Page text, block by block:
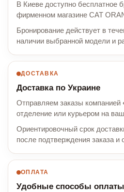
В Киеве доступно бесплатное
фирменном магазине CAT
Бронирование действует в
наличии выбранной модели и
ДОСТАВКА
Доставка по Украине
Отправляем заказы компанией
отделение или курьером на
Ориентировочный срок
после подтверждения заказа и
ОПЛАТА
Удобные способы оплаты